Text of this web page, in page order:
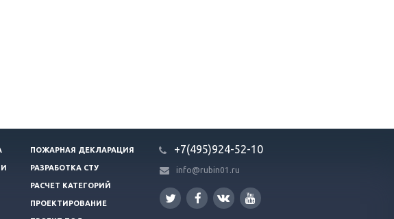
ПОЖАРНАЯ ДЕКЛАРАЦИЯ
РАЗРАБОТКА СТУ
РАСЧЕТ КАТЕГОРИЙ
ПРОЕКТИРОВАНИЕ
+7(495)924-52-10
info@rubin01.ru